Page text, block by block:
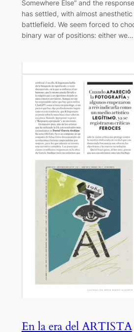
Somewhere Else” and the
has settled, with almost
battlefield. We seem forced to
binary war of positions: either we…
En la era del ARTISTA